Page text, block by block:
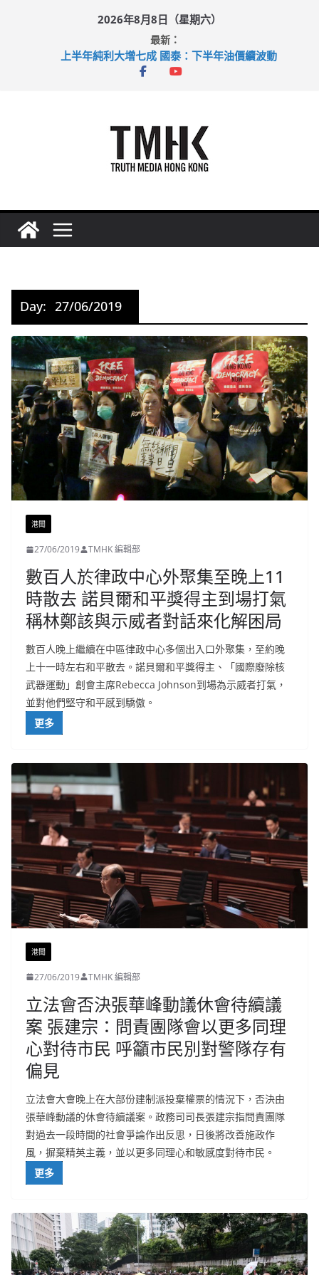
2026年8月8日（星期六）
最新：
上半年純利大增七成 國泰：下半年油價續波動
拜仁熱身賽挫維拉 啟德主場館奪錦標
Day: 27/06/2019
港聞
27/06/2019 TMHK 編輯部
數百人於律政中心外聚集至晚上11
時散去 諾貝爾和平獎得主到場打氣
稱林鄭該與示威者對話來化解困局
數百人晚上繼續在中區律政中心多個出入口外聚集，至約晚
上十一時左右和平散去。諾貝爾和平獎得主、「國際廢除核
武器運動」創會主席Rebecca Johnson到場為示威者打氣，
並對他們堅守和平感到驕傲。
更多
港聞
27/06/2019 TMHK 編輯部
立法會否決張華峰動議休會待續議
案 張建宗：問責團隊會以更多同理
心對待市民 呼籲市民別對警隊存有
偏見
立法會大會晚上在大部份建制派投棄權票的情況下，否決由
張華峰動議的休會待續議案。政務司司長張建宗指問責團隊
對過去一段時間的社會爭論作出反思，日後將改善施政作
風，摒棄精英主義，並以更多同理心和敏感度對待市民。
更多